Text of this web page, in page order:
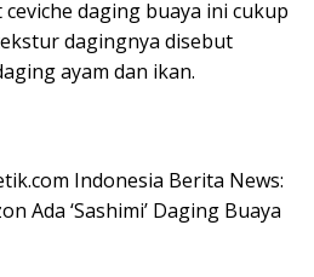
daging buaya ini cukup
dagingnya disebut
ayam dan ikan.
Indonesia Berita News:
Ada ‘Sashimi’ Daging Buaya